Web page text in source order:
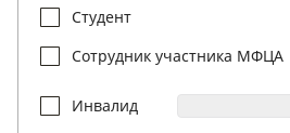
Студент
Сотрудник участника МФЦА
Инвалид